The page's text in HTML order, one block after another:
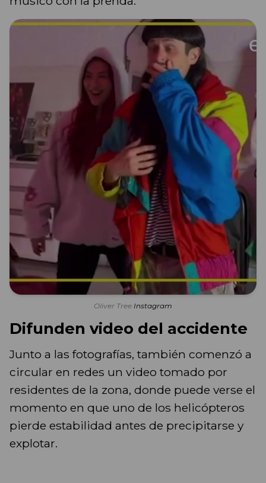
Oliver Tree Instagram
Difunden video del accidente
Junto a las fotografías, también comenzó a
circular en redes un video tomado por
residentes de la zona, donde puede verse el
momento en que uno de los helicópteros
pierde estabilidad antes de precipitarse y
explotar.